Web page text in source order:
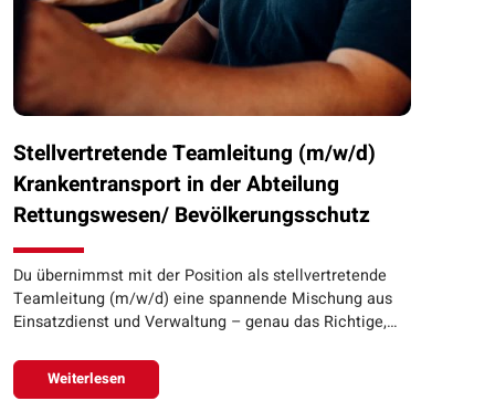
Stellvertretende Teamleitung (m/w/d)
Krankentransport in der Abteilung
Rettungswesen/ Bevölkerungsschutz
Du übernimmst mit der Position als stellvertretende
Teamleitung (m/w/d) eine spannende Mischung aus
Einsatzdienst und Verwaltung – genau das Richtige,…
Weiterlesen